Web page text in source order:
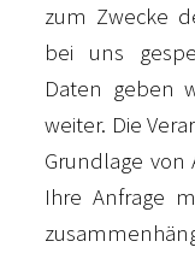
zum Zwecke
bei uns
Daten geben
weiter. Die
Grundlage von
Ihre Anfrage